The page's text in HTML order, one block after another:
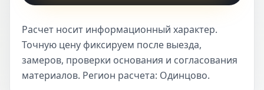
Расчет носит информационный характер.
Точную цену фиксируем после выезда,
замеров, проверки основания и согласования
материалов. Регион расчета: Одинцово.